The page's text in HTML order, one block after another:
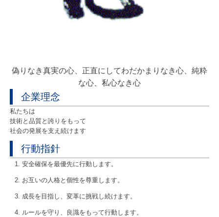
偽りなき真実の心、正直にしてわだかまりなき心、純粋
な心、私心なき心
企業理念
私たちは
技術と品質と誇りをもって
社会の発展を支え続けます
行動指針
安全確保を最優先に行動します。
お互いの人格と個性を尊重します。
成長を目指し、変革に挑戦し続けます。
ルールを守り、良識をもって行動します。